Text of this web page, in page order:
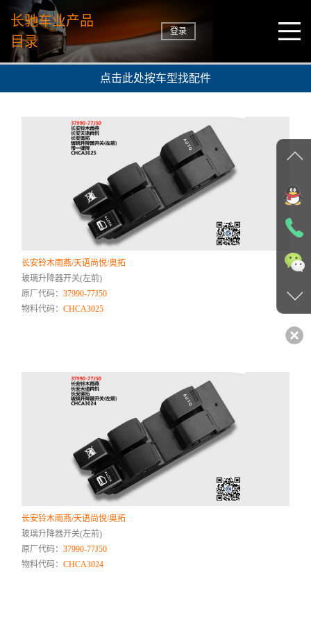
长驰车业产品
目录
登录
点击此处按车型找配件
长安铃木雨燕/天语尚悦/奥拓
玻璃升降器开关(左前)
原厂代码：37990-77J50
物料代码：CHCA3025
长安铃木雨燕/天语尚悦/奥拓
玻璃升降器开关(左前)
原厂代码：37990-77J50
物料代码：CHCA3024